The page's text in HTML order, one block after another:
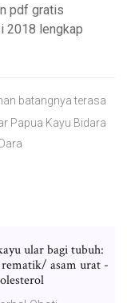
pdf gratis
2018 lengkap
batangnya terasa
Papua Kayu Bidara
ular bagi tubuh:
asam urat -